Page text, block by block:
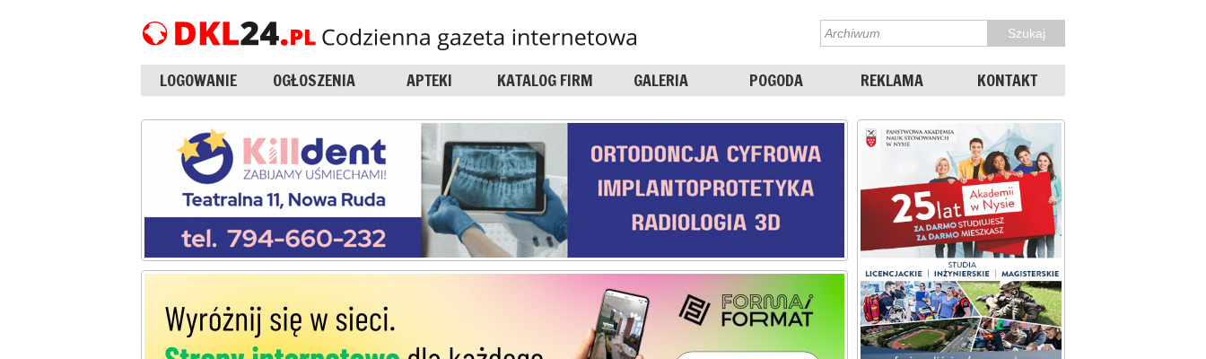
LOGOWANIE OGŁOSZENIA APTEKI KATALOG FIRM GALERIA POGODA REKLAMA KONTAKT